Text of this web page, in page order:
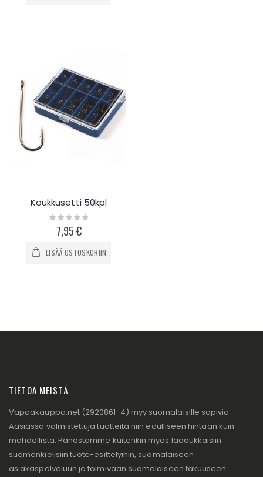
Koukkusetti 50kpl
Rating:
0%7,95 €
LISÄÄ OSTOSKORIIN
TIETOA MEISTÄ
Vapaakauppa.net (2920861-4) myy suomalaisille sopivia
Aasiassa valmistettuja tuotteita niin edulliseen hintaan kuin
mahdollista. Panostamme kuitenkin myös laadukkaisiin
suomenkielisiin tuote-esittelyihin, suomalaiseen
asiakaspalveluun ja toimivaan suomalaiseen takuuseen.